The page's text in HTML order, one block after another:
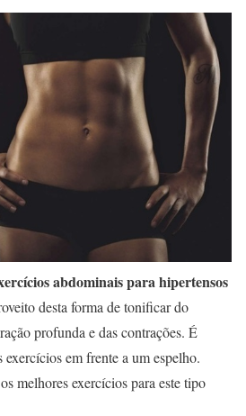
abdominais para hipertensos
desta forma de tonificar do
profunda e das contrações. É
exercícios em frente a um espelho.
melhores exercícios para este tipo